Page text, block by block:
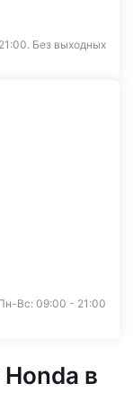
Без выходных
Вс: 09:00 - 21:00
в